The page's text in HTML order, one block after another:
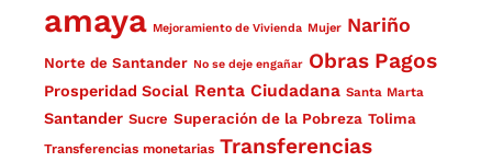
amaya Mejoramiento de Vivienda Mujer Nariño
Norte de Santander No se deje engañar Obras Pagos
Prosperidad Social Renta Ciudadana Santa Marta
Santander Sucre Superación de la Pobreza Tolima
Transferencias monetarias Transferencias